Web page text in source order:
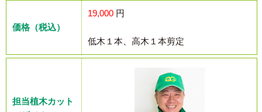
価格（税込）
19,000 円
低木１本、高木１本剪定
担当植木カット